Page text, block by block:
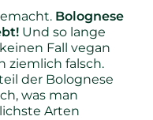
Bolognese
Und so lange
Fall vegan
ziemlich falsch.
der Bolognese
was man
Arten